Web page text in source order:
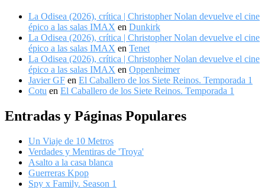
La Odisea (2026), crítica | Christopher Nolan devuelve el cine
épico a las salas IMAX en Dunkirk
La Odisea (2026), crítica | Christopher Nolan devuelve el cine
épico a las salas IMAX en Tenet
La Odisea (2026), crítica | Christopher Nolan devuelve el cine
épico a las salas IMAX en Oppenheimer
Javier GF en El Caballero de los Siete Reinos. Temporada 1
Cotu en El Caballero de los Siete Reinos. Temporada 1
Entradas y Páginas Populares
Un Viaje de 10 Metros
Verdades y Mentiras de 'Troya'
Asalto a la casa blanca
Guerreras Kpop
Spy x Family. Season 1